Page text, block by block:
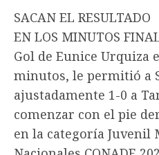
SACAN EL RESULTADO
EN LOS MINUTOS
Gol de Eunice Urquiza
minutos, le permitió a
ajustadamente 1-0 a
comenzar con el pie
en la categoría Juvenil